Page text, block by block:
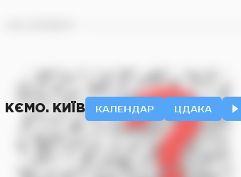
КЄМО. КИЇВ КАЛЕНДАР ЦДАКА